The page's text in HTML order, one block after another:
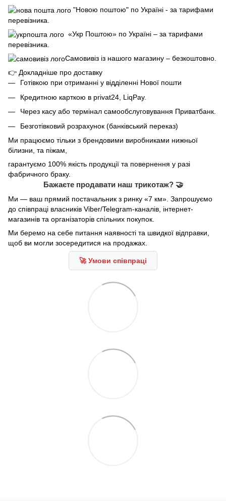
"Новою поштою" по Україні - за тарифами
перевізника.
«Укр Поштою» по Україні – за тарифами
перевізника.
Самовивіз із нашого магазину – безкоштовно.
👉 Докладніше про доставку
Готівкою при отриманні у відділенні Нової пошти
Кредитною карткою в privat24, LiqPay.
Через касу або термінал самообслуговування Приватбанк.
Безготівковий розрахунок (банківський переказ)
Ми працюємо тільки з брендовими виробниками нижньої
білизни, та піжам,
гарантуємо 100% якість продукції та повернення у разі
фабричного браку.
Бажаєте продавати наш трикотаж? 🤝
Ми — ваш прямий постачальник з ринку «7 км». Запрошуємо
до співпраці власників Viber/Telegram-каналів, інтернет-
магазинів та організаторів спільних покупок.
Ми беремо на себе питання наявності та швидкої відправки,
щоб ви могли зосередитися на продажах.
🚀 Умови співпраці